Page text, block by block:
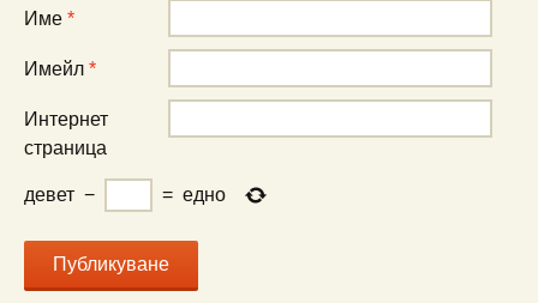
Име *
Имейл *
Интернет
страница
девет − = едно